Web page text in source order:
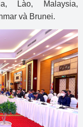
Lào, Malaysia,
và Brunei.